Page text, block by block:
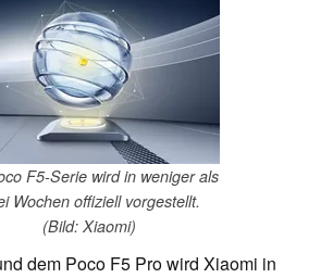
F5-Serie wird in weniger als
Wochen offiziell vorgestellt.
(Bild: Xiaomi)
dem Poco F5 Pro wird Xiaomi in